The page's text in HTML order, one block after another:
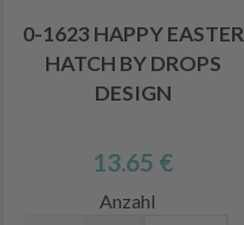
0-1623 HAPPY EASTER
HATCH BY DROPS
DESIGN
13.65 €
Anzahl